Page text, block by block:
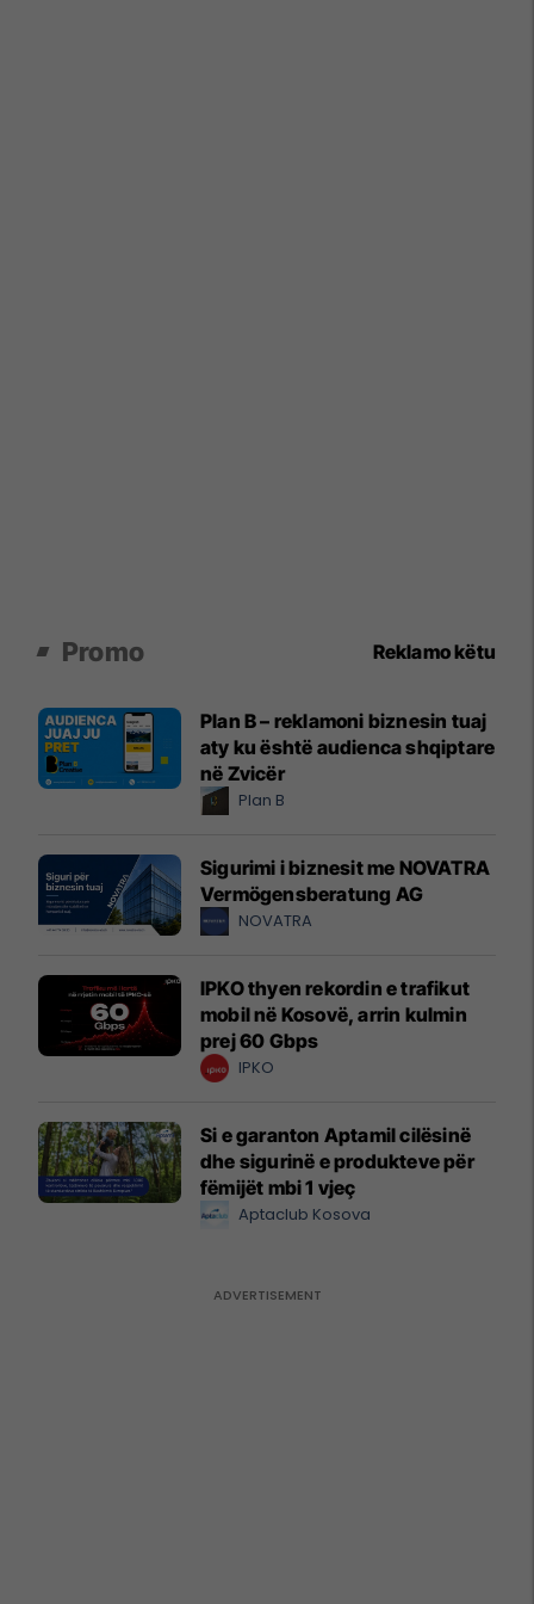
Promo Reklamo këtu
Plan B – reklamoni biznesin tuaj
aty ku është audienca shqiptare
në Zvicër
Plan B
Sigurimi i biznesit me NOVATRA
Vermögensberatung AG
NOVATRA
IPKO thyen rekordin e trafikut
mobil në Kosovë, arrin kulmin
prej 60 Gbps
IPKO
Si e garanton Aptamil cilësinë
dhe sigurinë e produkteve për
fëmijët mbi 1 vjeç
Aptaclub Kosova